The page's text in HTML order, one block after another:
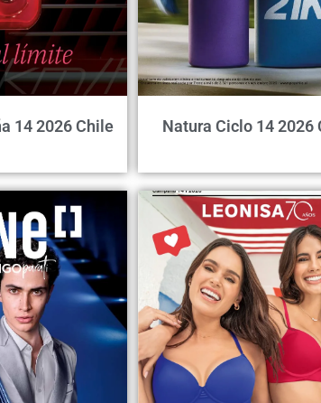
14 2026 Chile Natura Ciclo 14 2026